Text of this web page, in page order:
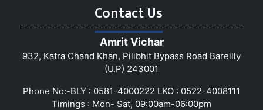
Contact Us
Amrit Vichar
932, Katra Chand Khan, Pilibhit Bypass Road Bareilly
(U.P) 243001
Phone No:-BLY : 0581-4000222 LKO : 0522-4008111
Timings : Mon- Sat, 09:00am-06:00pm